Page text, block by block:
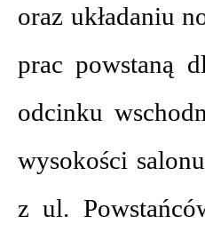
oraz układaniu
prac powstaną
odcinku
wysokości
z ul.